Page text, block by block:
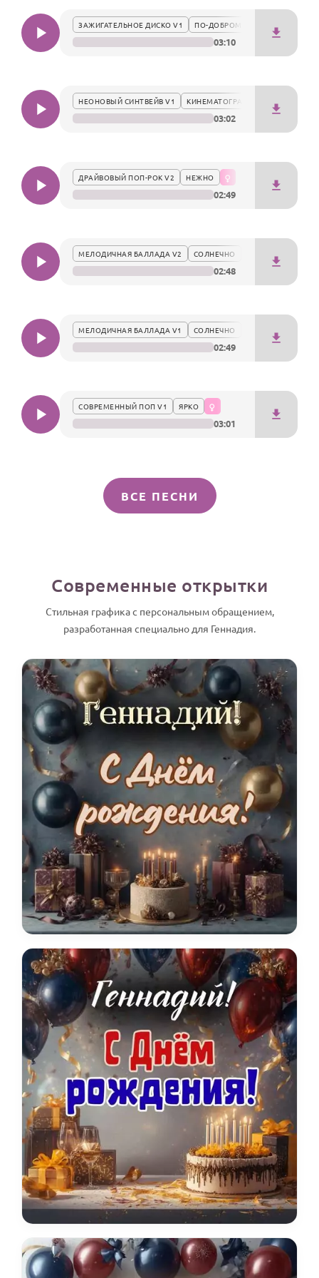
ЗАЖИГАТЕЛЬНОЕ ДИСКО V1 ПО-ДОБРОМУ
03:10
НЕОНОВЫЙ СИНТВЕЙВ V1 КИНЕМАТОГРАФИЧНО
03:02
ДРАЙВОВЫЙ ПОП-РОК V2 НЕЖНО
02:49
МЕЛОДИЧНАЯ БАЛЛАДА V2 СОЛНЕЧНО
02:48
МЕЛОДИЧНАЯ БАЛЛАДА V1 СОЛНЕЧНО
02:49
СОВРЕМЕННЫЙ ПОП V1 ЯРКО
03:01
ВСЕ ПЕСНИ
Современные открытки
Стильная графика с персональным обращением,
разработанная специально для Геннадия.